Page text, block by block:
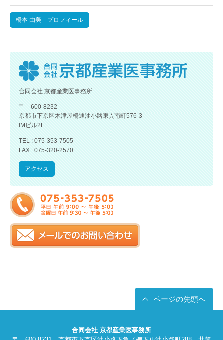
橋本 由美 プロフィール
合同会社 京都産業医事務所
〒 600-8232
京都市下京区木津屋橋通油小路東入南町576-3
IMビル2F
TEL : 075-353-7505
FAX : 075-320-2570
アクセス
ページの先頭へ
合同会社 京都産業医事務所